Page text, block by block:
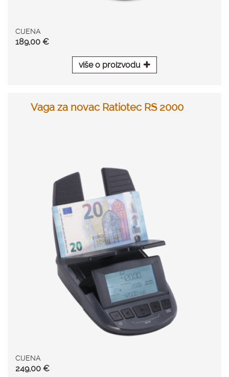
CIJENA
189,00 €
više o proizvodu
Vaga za novac Ratiotec RS 2000
CIJENA
249,00 €